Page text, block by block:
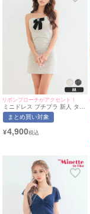
リボンブローチがアクセント！
ミニドレス プチプラ 新人 タイ
ト ツイード ワンピース 韓国ド
レス キャミソール 低身長 リボ
レス (れいたぴ着用/Mサイズ対
まとめ買い対象
¥4,900